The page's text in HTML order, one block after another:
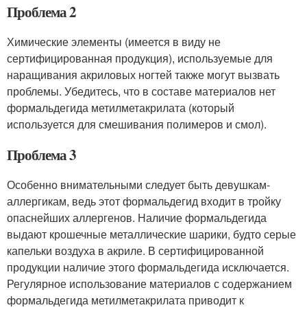
Проблема 2
Химические элементы (имеется в виду не
сертифицированная продукция), используемые для
наращивания акриловых ногтей также могут вызвать
проблемы. Убедитесь, что в составе материалов нет
формальдегида метилметакрилата (который
используется для смешивания полимеров и смол).
Проблема 3
Особенно внимательными следует быть девушкам-
аллергикам, ведь этот формальдегид входит в тройку
опаснейших аллергенов. Наличие формальдегида
выдают крошечные металлические шарики, будто серые
капельки воздуха в акриле. В сертифицированной
продукции наличие этого формальдегида исключается.
Регулярное использование материалов с содержанием
формальдегида метилметакрилата приводит к